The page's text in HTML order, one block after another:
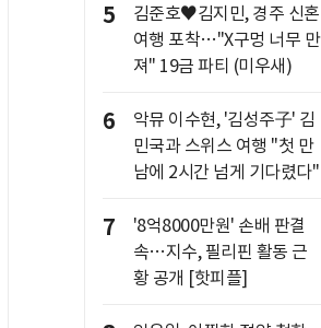
5
김준호♥김지민, 경주 신혼
여행 포착…"X구멍 너무 만
져" 19금 파티 (미우새)
6
악뮤 이수현, '김성주子' 김
민국과 스위스 여행 "첫 만
남에 2시간 넘게 기다렸다"
7
'8억8000만원' 손배 판결
속…지수, 필리핀 활동 근
황 공개 [핫피플]